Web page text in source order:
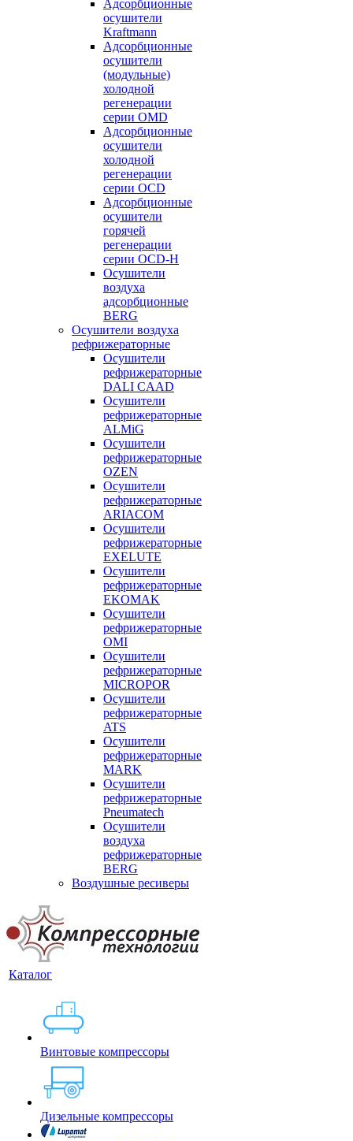
Адсорбционные
осушители
Kraftmann
Адсорбционные
осушители
(модульные)
холодной
регенерации
серии OMD
Адсорбционные
осушители
холодной
регенерации
серии OCD
Адсорбционные
осушители
горячей
регенерации
серии OСD-H
Осушители
воздуха
адсорбционные
BERG
Осушители воздуха
рефрижераторные
Осушители
рефрижераторные
DALI CAAD
Осушители
рефрижераторные
ALMiG
Осушители
рефрижераторные
OZEN
Осушители
рефрижераторные
ARIACOM
Осушители
рефрижераторные
EXELUTE
Осушители
рефрижераторные
EKOMAK
Осушители
рефрижераторные
OMI
Осушители
рефрижераторные
MICROPOR
Осушители
рефрижераторные
ATS
Осушители
рефрижераторные
MARK
Осушители
рефрижераторные
Pneumatech
Осушители
воздуха
рефрижераторные
BERG
Воздушные ресиверы
Каталог
Винтовые компрессоры
Дизельные компрессоры